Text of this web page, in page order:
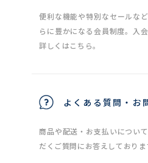
便利な機能や特別なセールな
らに豊かになる会員制度。入
詳しくはこちら。
よくある質問・お
商品や配送・お支払いについ
だくご質問にお答えしておりま